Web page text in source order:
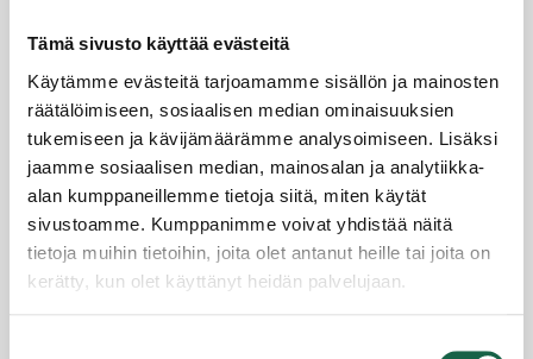
Tämä sivusto käyttää evästeitä
Käytämme evästeitä tarjoamamme sisällön ja mainosten
räätälöimiseen, sosiaalisen median ominaisuuksien
tukemiseen ja kävijämäärämme analysoimiseen. Lisäksi
jaamme sosiaalisen median, mainosalan ja analytiikka-
alan kumppaneillemme tietoja siitä, miten käytät
sivustoamme. Kumppanimme voivat yhdistää näitä
tietoja muihin tietoihin, joita olet antanut heille tai joita on
kerätty, kun olet käyttänyt heidän palvelujaan.
Selvitys nostaa esiin Salon seudun elämystalouden
vahvuudet
6.5.2026